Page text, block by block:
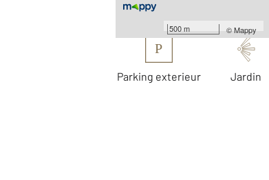
500 m ©Mappy
P
Parking exterieur Jardin